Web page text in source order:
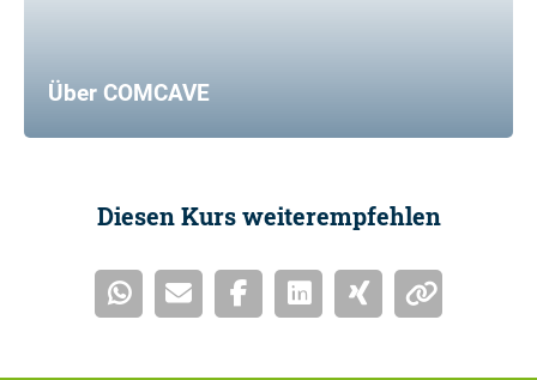
Über COMCAVE
Diesen Kurs weiterempfehlen